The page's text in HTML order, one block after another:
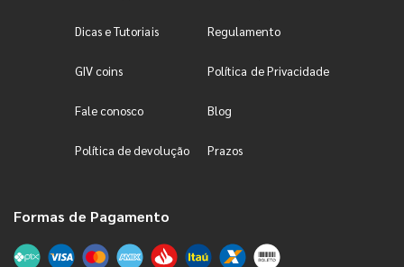
Dicas e Tutoriais Regulamento
GIV coins Política de Privacidade
Fale conosco Blog
Política de devolução Prazos
Formas de Pagamento